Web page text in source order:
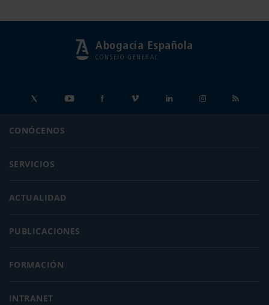
Abogacía Española
CONSEJO GENERAL
CONÓCENOS
SERVICIOS
ACTUALIDAD
PUBLICACIONES
FORMACIÓN
INTRANET